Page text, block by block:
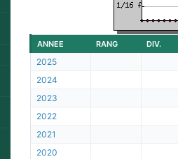
ANNEE RANG DIV.
2025
2024
2023
2022
2021
2020